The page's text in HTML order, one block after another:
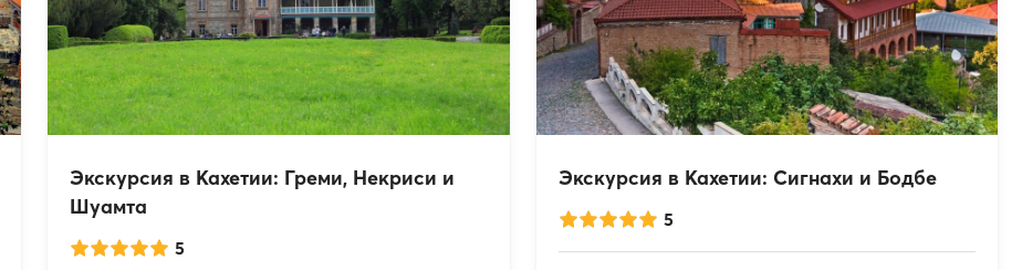
Экскурсия в Кахетии: Греми, Некриси и
Шуамта
5
Экскурсия в Кахетии: Сигнахи и Бодбе
5